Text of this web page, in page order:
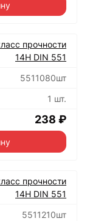
прочности
14Н DIN 551
5511080шт
1 шт.
238 ₽
прочности
14Н DIN 551
5511210шт